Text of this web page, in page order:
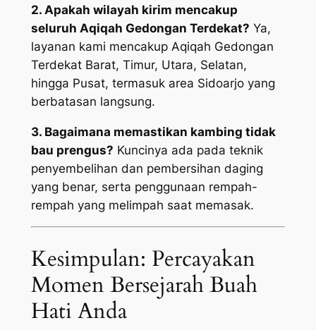
2. Apakah wilayah kirim mencakup
seluruh Aqiqah Gedongan Terdekat? Ya,
layanan kami mencakup Aqiqah Gedongan
Terdekat Barat, Timur, Utara, Selatan,
hingga Pusat, termasuk area Sidoarjo yang
berbatasan langsung.
3. Bagaimana memastikan kambing tidak
bau prengus? Kuncinya ada pada teknik
penyembelihan dan pembersihan daging
yang benar, serta penggunaan rempah-
rempah yang melimpah saat memasak.
Kesimpulan: Percayakan
Momen Bersejarah Buah
Hati Anda